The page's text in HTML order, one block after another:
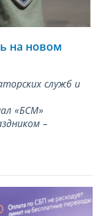
на новом
служб и
«БСМ»
–